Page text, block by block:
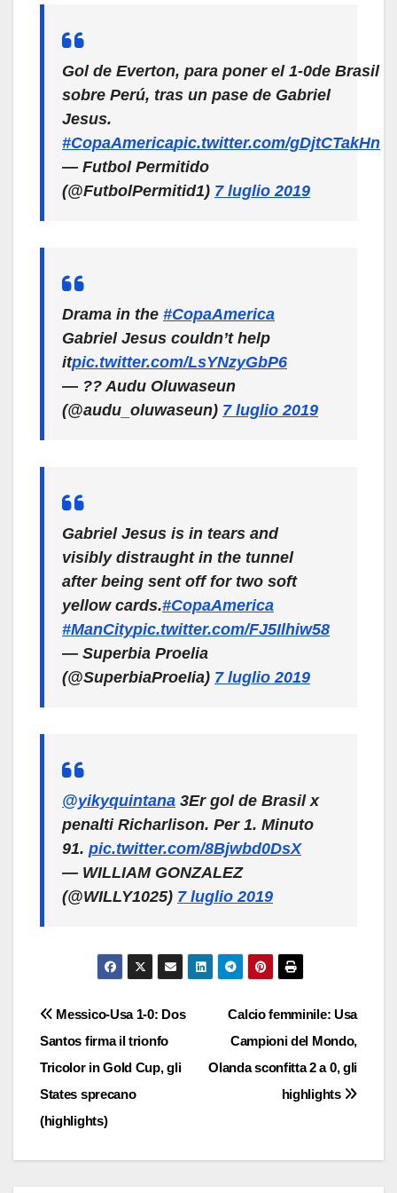
Gol de Everton, para poner el 1-0de Brasil
sobre Perú, tras un pase de Gabriel
Jesus.
#CopaAmericapic.twitter.com/gDjtCTakHn
— Futbol Permitido
(@FutbolPermitid1) 7 luglio 2019
Drama in the #CopaAmerica
Gabriel Jesus couldn’t help
itpic.twitter.com/LsYNzyGbP6
— ?? Audu Oluwaseun
(@audu_oluwaseun) 7 luglio 2019
Gabriel Jesus is in tears and
visibly distraught in the tunnel
after being sent off for two soft
yellow cards.#CopaAmerica
#ManCitypic.twitter.com/FJ5Ilhiw58
— Superbia Proelia
(@SuperbiaProeIia) 7 luglio 2019
@yikyquintana 3Er gol de Brasil x
penalti Richarlison. Per 1. Minuto
91. pic.twitter.com/8Bjwbd0DsX
— WILLIAM GONZALEZ
(@WILLY1025) 7 luglio 2019
Navigazione
articoli
Calcio femminile: Usa
Campioni del Mondo,
Olanda sconfitta 2 a 0, gli
highlights
Messico-Usa 1-0: Dos
Santos firma il trionfo
Tricolor in Gold Cup, gli
States sprecano
(highlights)